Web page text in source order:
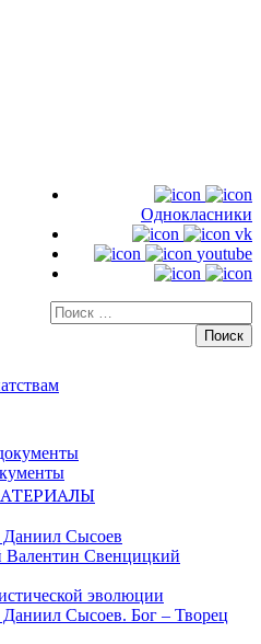
Однокласники
vk
youtube
Искать:
Сысоев
Валентин Свенцицкий
эволюции
Сысоев. Бог – Творец